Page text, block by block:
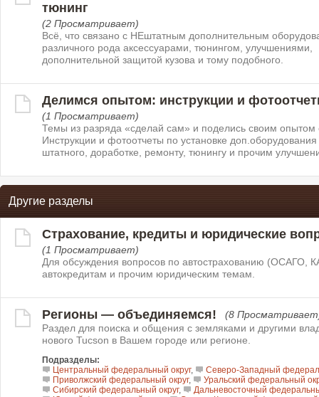
тюнинг
(2 Просматривает)
Всё, что связано с НЕштатным дополнительным
различного рода аксессуарами, тюнингом, улучшениями,
дополнительной защитой кузова и тому подобного.
Делимся опытом: инструкции и
(1 Просматривает)
Темы из разряда «сделай сам» и поделись своим опытом
Инструкции и фотоотчеты по установке
штатного, доработке, ремонту, тюнингу и прочим
Другие разделы
Страхование, кредиты и юридические
(1 Просматривает)
Для обсуждения вопросов по автострахованию (ОСАГО,
автокредитам и прочим юридическим темам.
Регионы — объединяемся!
(8
Раздел для поиска и общения с земляками и другими
нового Tucson в Вашем городе или регионе.
Подразделы:
Центральный федеральный округ,
Северо-Западный
Приволжский федеральный округ,
Уральский федеральный
Сибирский федеральный округ,
Дальневосточный